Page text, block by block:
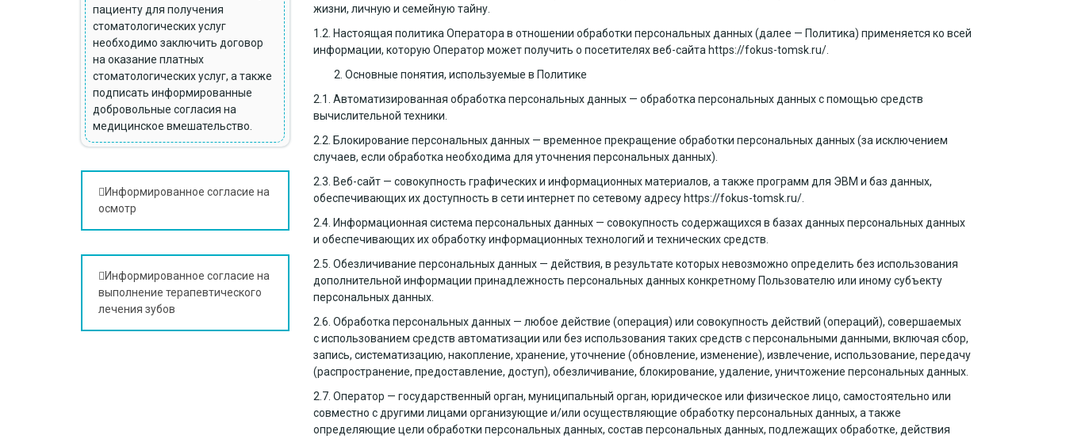
пациенту для получения
стоматологических услуг
необходимо заключить договор
на оказание платных
стоматологических услуг, а также
подписать информированные
добровольные согласия на
медицинское вмешательство.
Информированное согласие на
осмотр
Информированное согласие на
выполнение терапевтического
лечения зубов
жизни, личную и семейную тайну.
1.2. Настоящая политика Оператора в отношении обработки персональных данных (далее — Политика) применяется ко всей
информации, которую Оператор может получить о посетителях веб-сайта https://fokus-tomsk.ru/.
Основные понятия, используемые в Политике
2.1. Автоматизированная обработка персональных данных — обработка персональных данных с помощью средств
вычислительной техники.
2.2. Блокирование персональных данных — временное прекращение обработки персональных данных (за исключением
случаев, если обработка необходима для уточнения персональных данных).
2.3. Веб-сайт — совокупность графических и информационных материалов, а также программ для ЭВМ и баз данных,
обеспечивающих их доступность в сети интернет по сетевому адресу https://fokus-tomsk.ru/.
2.4. Информационная система персональных данных — совокупность содержащихся в базах данных персональных данных
и обеспечивающих их обработку информационных технологий и технических средств.
2.5. Обезличивание персональных данных — действия, в результате которых невозможно определить без использования
дополнительной информации принадлежность персональных данных конкретному Пользователю или иному субъекту
персональных данных.
2.6. Обработка персональных данных — любое действие (операция) или совокупность действий (операций), совершаемых
с использованием средств автоматизации или без использования таких средств с персональными данными, включая сбор,
запись, систематизацию, накопление, хранение, уточнение (обновление, изменение), извлечение, использование, передачу
(распространение, предоставление, доступ), обезличивание, блокирование, удаление, уничтожение персональных данных.
2.7. Оператор — государственный орган, муниципальный орган, юридическое или физическое лицо, самостоятельно или
совместно с другими лицами организующие и/или осуществляющие обработку персональных данных, а также
определяющие цели обработки персональных данных, состав персональных данных, подлежащих обработке, действия